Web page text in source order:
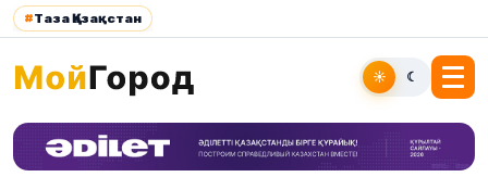
#Таза Қазақстан
☀ ☾